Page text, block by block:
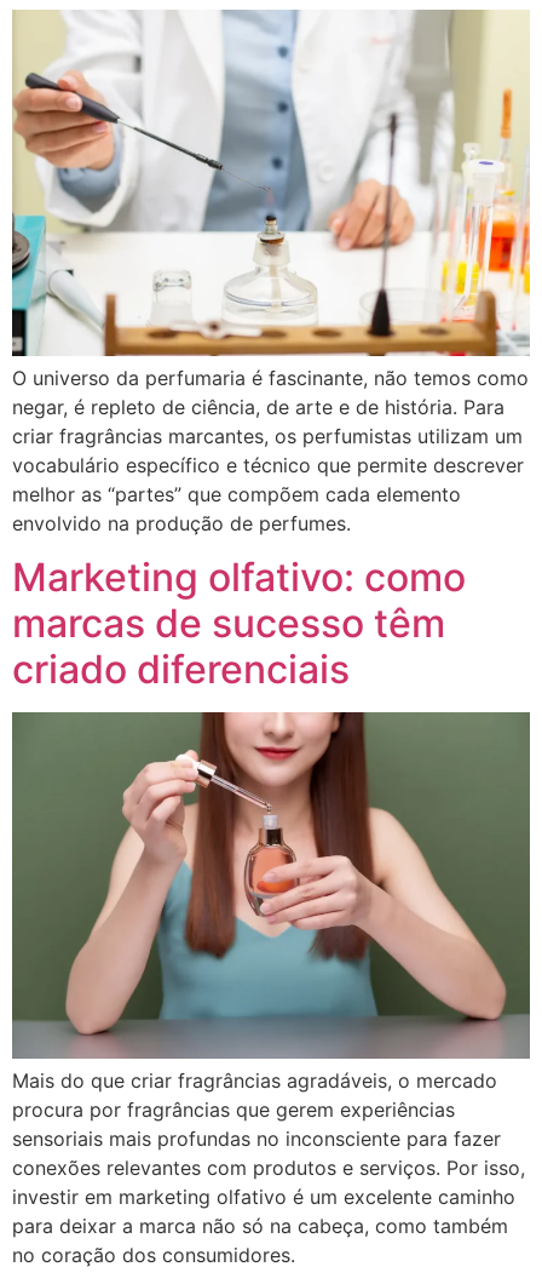
O universo da perfumaria é fascinante, não temos como
negar, é repleto de ciência, de arte e de história. Para
criar fragrâncias marcantes, os perfumistas utilizam um
vocabulário específico e técnico que permite descrever
melhor as “partes” que compõem cada elemento
envolvido na produção de perfumes.
Marketing olfativo: como
marcas de sucesso têm
criado diferenciais
Mais do que criar fragrâncias agradáveis, o mercado
procura por fragrâncias que gerem experiências
sensoriais mais profundas no inconsciente para fazer
conexões relevantes com produtos e serviços. Por isso,
investir em marketing olfativo é um excelente caminho
para deixar a marca não só na cabeça, como também
no coração dos consumidores.